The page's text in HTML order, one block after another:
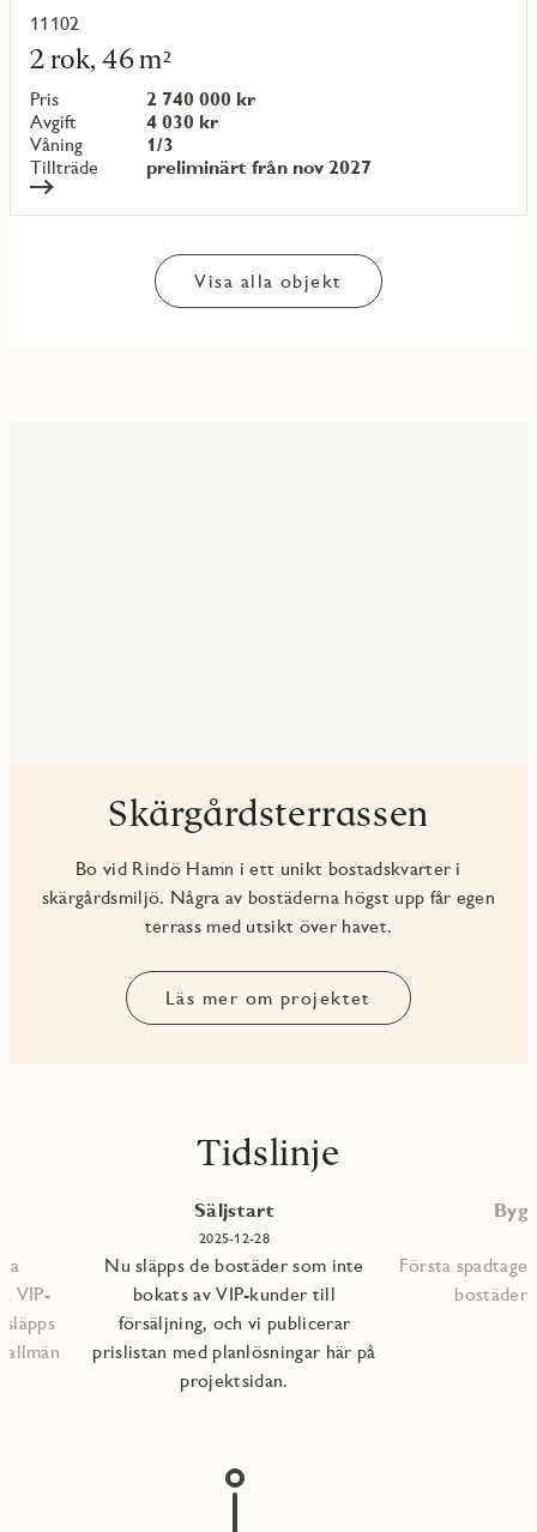
11102
2 rok, 46 m²
Pris
2 740 000 kr
Avgift
4 030 kr
Våning
1/3
Tillträde
preliminärt från nov 2027
Läs
mer
om
objekt
{objectNumber}
Visa alla objekt
Skärgårdsterrassen
Bo vid Rindö Hamn i ett unikt bostadskvarter i
skärgårdsmiljö. Några av bostäderna högst upp får egen
terrass med utsikt över havet.
Läs mer om projektet
Tidslinje
VIP-
Säljstart
2025-12-28
Nu släpps de bostäder som inte
bokats av VIP-kunder till
försäljning, och vi publicerar
prislistan med planlösningar här på
projektsidan.
Första